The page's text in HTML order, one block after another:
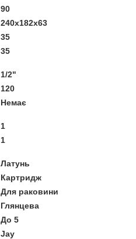
90
240х182х63
35
35
1/2"
120
Немає
1
1
Латунь
Картридж
Для раковини
Глянцева
До 5
Jay